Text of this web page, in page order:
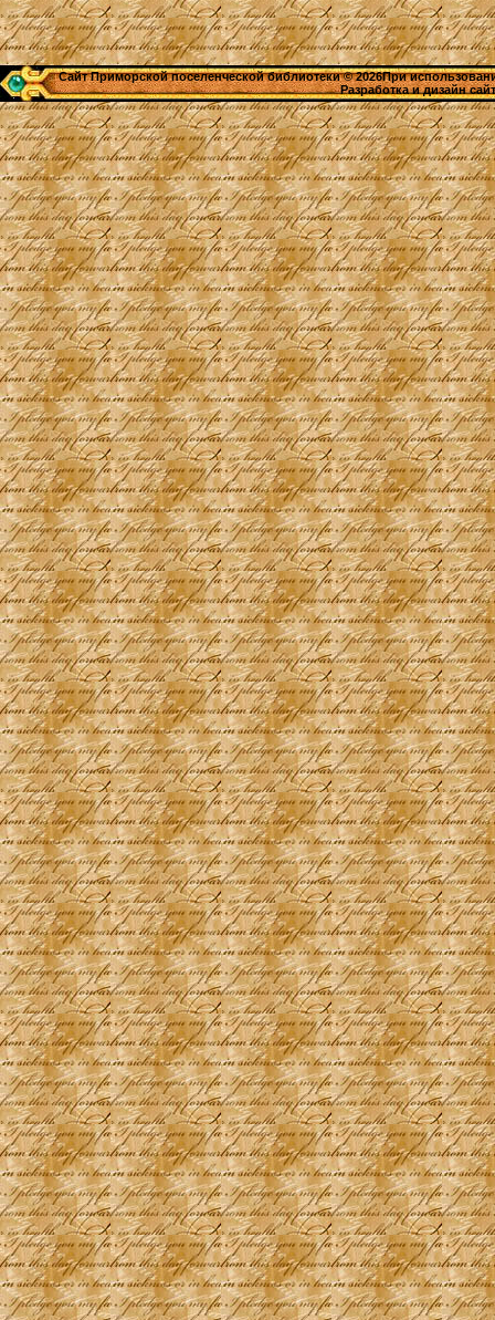
Сайт Приморской поселенческой библиотеки © 2026При
Разработка и дизайн